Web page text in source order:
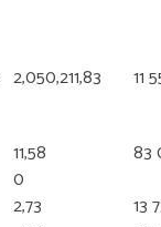
2,050,211,83 11
11,58
83
0
2,73
13